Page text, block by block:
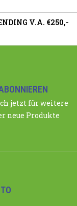
V.A. €250,-
jetzt für weitere
neue Produkte